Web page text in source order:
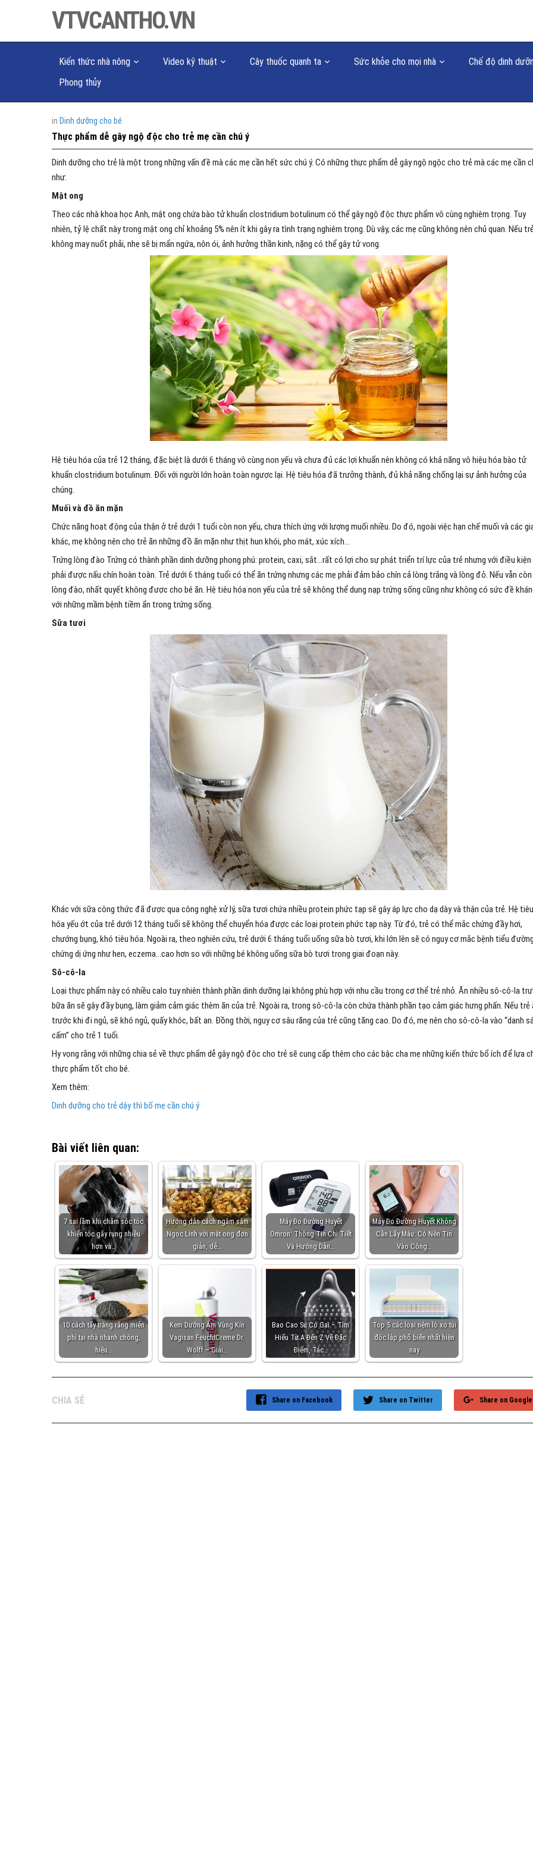
VTVCANTHO.VN
Kiến thức nhà nông Video kỹ thuật Cây thuốc quanh ta Sức khỏe cho mọi nhà
Chế độ dinh
Phong thủy
in Dinh dưỡng cho bé
Thực phẩm dễ gây ngộ độc cho trẻ mẹ cần chú ý
Dinh dưỡng cho trẻ là một trong những vấn đề mà các mẹ cần hết sức chú ý. Có những thực phẩm dễ gây ngộ ngộc cho trẻ mà các mẹ cần
như:
Mật ong
Theo các nhà khoa học Anh, mật ong chứa bào tử khuẩn clostridium botulinum có thể gây ngộ độc thực phẩm vô cùng nghiêm trọng. Tuy
nhiên, tỷ lệ chất này trong mật ong chỉ khoảng 5% nên ít khi gây ra tình trạng nghiêm trọng. Dù vậy, các mẹ cũng không nên chủ quan. Nếu
không may nuốt phải, nhẹ sẽ bị mẩn ngứa, nôn ói, ảnh hưởng thần kinh, nặng có thể gây tử vong.
Hệ tiêu hóa của trẻ 12 tháng, đặc biệt là dưới 6 tháng vô cùng non yếu và chưa đủ các lợi khuẩn nên không có khả năng vô hiệu hóa bào tử
khuẩn clostridium botulinum. Đối với người lớn hoàn toàn ngược lại. Hệ tiêu hóa đã trưởng thành, đủ khả năng chống lại sự ảnh hưởng của
chúng.
Muối và đồ ăn mặn
Chức năng hoạt động của thận ở trẻ dưới 1 tuổi còn non yếu, chưa thích ứng với lượng muối nhiều. Do đó, ngoài việc hạn chế muối và các
khác, mẹ không nên cho trẻ ăn những đồ ăn mặn như thịt hun khói, pho mát, xúc xích…
Trứng lòng đào Trứng có thành phần dinh dưỡng phong phú: protein, caxi, sắt…rất có lợi cho sự phát triển trí lực của trẻ nhưng với điều kiện
phải được nấu chín hoàn toàn. Trẻ dưới 6 tháng tuổi có thể ăn trứng nhưng các mẹ phải đảm bảo chín cả lòng trắng và lòng đỏ. Nếu vẫn còn
lòng đào, nhất quyết không được cho bé ăn. Hệ tiêu hóa non yếu của trẻ sẽ không thể dung nạp trứng sống cũng như không có sức đề
với những mầm bệnh tiềm ẩn trong trứng sống.
Sữa tươi
Khác với sữa công thức đã được qua công nghệ xử lý, sữa tươi chứa nhiều protein phức tạp sẽ gây áp lực cho dạ dày và thận của trẻ. Hệ tiêu
hóa yếu ớt của trẻ dưới 12 tháng tuổi sẽ không thể chuyển hóa được các loại protein phức tạp này. Từ đó, trẻ có thể mắc chứng đầy hơi,
chướng bụng, khó tiêu hóa. Ngoài ra, theo nghiên cứu, trẻ dưới 6 tháng tuổi uống sữa bò tươi, khi lớn lên sẽ có nguy cơ mắc bệnh tiểu
chứng dị ứng như hen, eczema…cao hơn so với những bé không uống sữa bò tươi trong giai đoạn này.
Sô-cô-la
Loại thực phẩm này có nhiều calo tuy nhiên thành phần dinh dưỡng lại không phù hợp với nhu cầu trong cơ thể trẻ nhỏ. Ăn nhiều sô-cô-la
bữa ăn sẽ gây đầy bụng, làm giảm cảm giác thèm ăn của trẻ. Ngoài ra, trong sô-cô-la còn chứa thành phần tạo cảm giác hưng phấn. Nếu trẻ
trước khi đi ngủ, sẽ khó ngủ, quấy khóc, bất an. Đồng thời, nguy cơ sâu răng của trẻ cũng tăng cao. Do đó, mẹ nên cho sô-cô-la vào “danh
cấm” cho trẻ 1 tuổi.
Hy vọng rằng với những chia sẻ về thực phẩm dễ gây ngộ độc cho trẻ sẽ cung cấp thêm cho các bậc cha mẹ những kiến thức bổ ích để lựa
thực phẩm tốt cho bé.
Xem thêm:
Dinh dưỡng cho trẻ dậy thì bố mẹ cần chú ý
Bài viết liên quan:
7 sai lầm khi chăm sóc tóc
khiến tóc gãy rụng nhiều
hơn và…
Hướng dẫn cách ngâm sâm
Ngọc Linh với mật ong đơn
giản, dễ…
Máy Đo Đường Huyết
Omron: Thông Tin Chi Tiết
Và Hướng Dẫn…
Máy Đo Đường Huyết Không
Cần Lấy Máu: Có Nên Tin
Vào Công…
10 cách tẩy trắng răng miễn
phí tại nhà nhanh chóng,
hiệu…
Kem Dưỡng Ẩm Vùng Kín
Vagisan FeuchtCreme Dr.
Wolff – Giải…
Bao Cao Su Có Gai – Tìm
Hiểu Từ A Đến Z Về Đặc
Điểm, Tác…
Top 5 các loại nệm lò xo túi
độc lập phổ biến nhất hiện
nay
CHIA SẺ Share on
Share on Twitter
Share on Facebook